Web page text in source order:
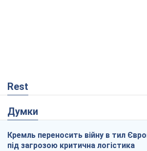
Rest
Думки
Кремль переносить війну в тил
під загрозою критична логістика